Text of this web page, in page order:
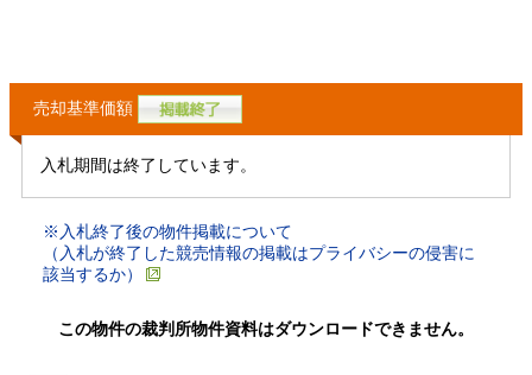
売却基準価額
入札期間は終了しています。
※入札終了後の物件掲載について
（入札が終了した競売情報の掲載はプライバシーの侵害に
該当するか）
この物件の裁判所物件資料はダウンロードできません。